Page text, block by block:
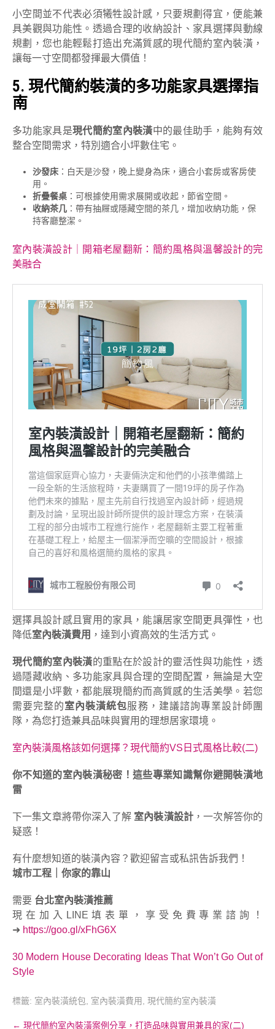
小空間並不代表必須犧牲設計感，只要規劃得宜，便能兼
具美觀與功能性。透過合理的收納設計、家具選擇與動線
規劃，您也能輕鬆打造出充滿質感的現代簡約室內裝潢，
讓每一寸空間都發揮最大價值！
5. 現代簡約裝潢的多功能家具選擇指
南
多功能家具是現代簡約室內裝潢中的最佳助手，能夠有效
整合空間需求，特別適合小坪數住宅。
沙發床：白天是沙發，晚上變身為床，適合小套房或客房使
用。
折疊餐桌：可根據使用需求展開或收起，節省空間。
收納茶几：帶有抽屜或隱藏空間的茶几，增加收納功能，保
持客廳整潔。
室內裝潢設計｜開箱老屋翻新：簡約風格與溫馨設計的完
美融合
選擇具設計感且實用的家具，能讓居家空間更具彈性，也
降低室內裝潢費用 ，達到小資高效的生活方式。
現代簡約室內裝潢的重點在於設計的靈活性與功能性，透
過隱藏收納、多功能家具與合理的空間配置，無論是大空
間還是小坪數，都能展現簡約而高質感的生活美學。若您
需要完整的室內裝潢統包服務，建議諮詢專業設計師團
隊，為您打造兼具品味與實用的理想居家環境。
室內裝潢風格該如何選擇？現代簡約VS日式風格比較(二)
你不知道的室內裝潢秘密！這些專業知識幫你避開裝潢地
雷
下一集文章將帶你深入了解 室內裝潢設計 ，一次解答你的
疑惑！
有什麼想知道的裝潢內容？歡迎留言或私訊告訴我們！
城市工程｜你家的靠山
需要 台北室內裝潢推薦
現在加入LINE填表單，享受免費專業諮詢！
➜ https://goo.gl/xFhG6X
30 Modern House Decorating Ideas That Won’t Go Out of
Style
標籤: 室內裝潢統包 室內裝潢費用 現代簡約室內裝潢
← 現代簡約室內裝潢案例分享，打造品味與實用兼具的家(二)